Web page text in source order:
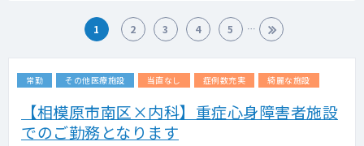
1 2 3 4 5
常勤 その他医療施設 当直なし 症例数充実 綺麗な施設
【相模原市南区×内科】重症心身障害者施設
でのご勤務となります